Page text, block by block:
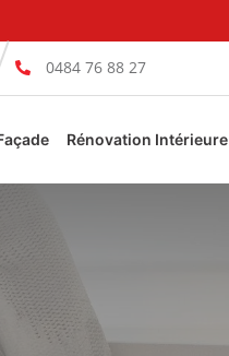
0484 76 88 27
Rénovation Intérieure